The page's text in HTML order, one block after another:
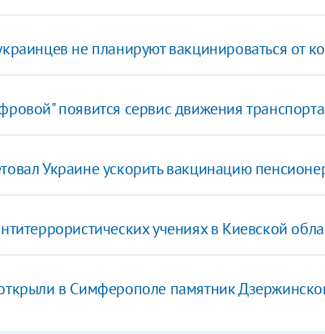
не планируют вакцинироваться от
появится сервис движения транспорта
Украине ускорить вакцинацию
учениях в Киевской
в Симферополе памятник